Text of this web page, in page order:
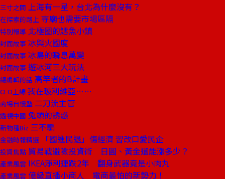
三寸之間 上海有一星，台北為什麼沒有？
在探索的路上 寺廟也需要市場區隔
特別報導 北極圈的鱈魚小鎮
封面故事 冰與火國度
封面故事 冰島的瞬息萬變
封面故事 遊冰河三大玩法
總編輯的話 高竿者的B計畫
CEO上線 我在玻利維亞……
商場自慢塾 二刀流主管
透視中國 兔頭的誘惑
新物種Biz 三不騙
金融時報精選 「國進民退」傷經濟 習改口愛民企
投資焦點 貿易戰避險投資術 日圓、黃金還能漲多少？
產業風雲 IKEA淨利連跌2年 翻身武器竟是小肉丸
產業風雲 億級直播小商人 電商最怕的新勢力！